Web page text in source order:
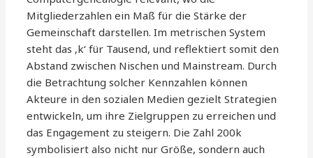
Mitgliederzahlen ein Maß für die Stärke der
Gemeinschaft darstellen. Im metrischen System
steht das ‚k‘ für Tausend, und reflektiert somit den
Abstand zwischen Nischen und Mainstream. Durch
die Betrachtung solcher Kennzahlen können
Akteure in den sozialen Medien gezielt Strategien
entwickeln, um ihre Zielgruppen zu erreichen und
das Engagement zu steigern. Die Zahl 200k
symbolisiert also nicht nur Größe, sondern auch